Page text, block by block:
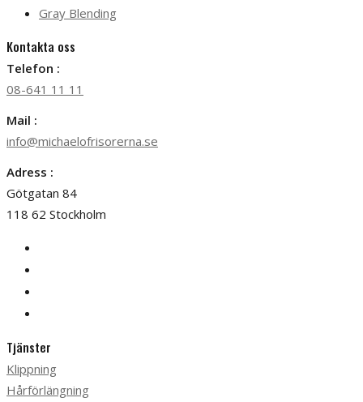
Gray Blending
Kontakta oss
Telefon :
08-641 11 11
Mail :
info@michaelofrisorerna.se
Adress :
Götgatan 84
118 62 Stockholm
Tjänster
Klippning
Hårförlängning